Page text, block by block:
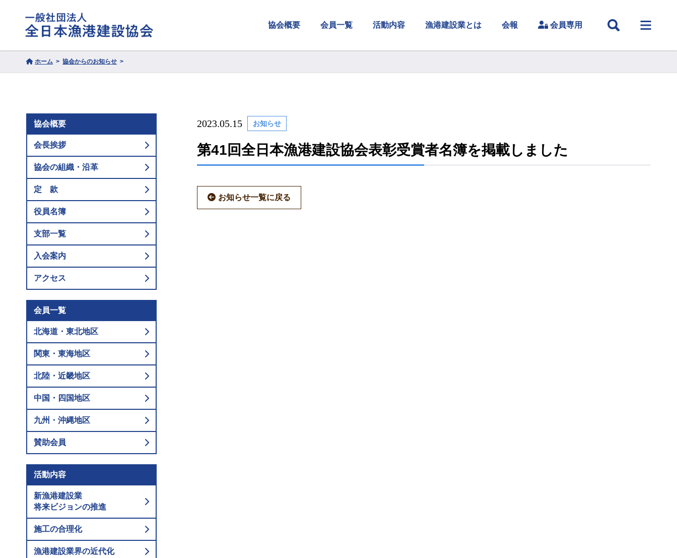
協会概要 会員一覧 活動内容 漁港建設業とは 会報 会員専用
ホーム 協会からのお知らせ
2023.05.15 お知らせ
第41回全日本漁港建設協会表彰受賞者名簿を掲載しました
お知らせ一覧に戻る
協会概要
会長挨拶
協会の組織・沿革
定 款
役員名簿
支部一覧
入会案内
アクセス
会員一覧
北海道・東北地区
関東・東海地区
北陸・近畿地区
中国・四国地区
九州・沖縄地区
賛助会員
活動内容
新漁港建設業
将来ビジョンの推進
施工の合理化
漁港建設業界の近代化